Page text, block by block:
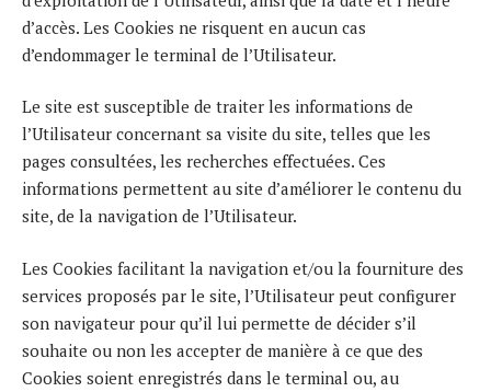
d’accès. Les Cookies ne risquent en aucun cas
d’endommager le terminal de l’Utilisateur.
Le site est susceptible de traiter les informations de
l’Utilisateur concernant sa visite du site, telles que les
pages consultées, les recherches effectuées. Ces
informations permettent au site d’améliorer le contenu du
site, de la navigation de l’Utilisateur.
Les Cookies facilitant la navigation et/ou la fourniture des
services proposés par le site, l’Utilisateur peut configurer
son navigateur pour qu’il lui permette de décider s’il
souhaite ou non les accepter de manière à ce que des
Cookies soient enregistrés dans le terminal ou, au